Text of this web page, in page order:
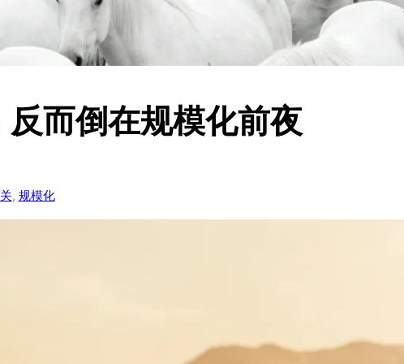
而倒在规模化前夜
, 规模化